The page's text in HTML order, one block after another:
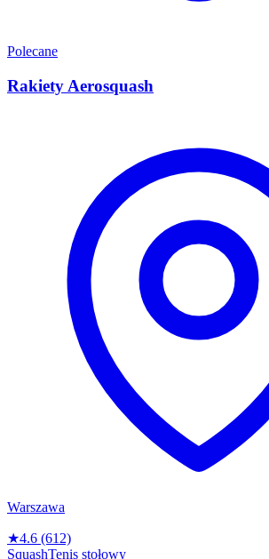
Polecane
Rakiety Aerosquash
Warszawa
★4.6 (612)
SquashTenis stołowy